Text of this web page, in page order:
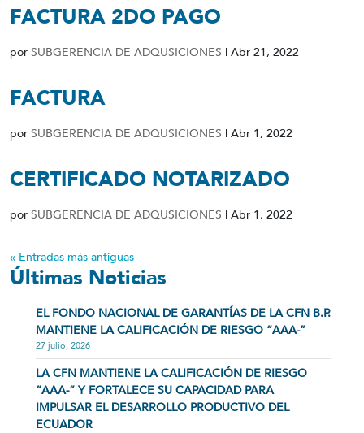
FACTURA 2DO PAGO
por SUBGERENCIA DE ADQUSICIONES | Abr 21, 2022
FACTURA
por SUBGERENCIA DE ADQUSICIONES | Abr 1, 2022
CERTIFICADO NOTARIZADO
por SUBGERENCIA DE ADQUSICIONES | Abr 1, 2022
« Entradas más antiguas
Últimas Noticias
EL FONDO NACIONAL DE GARANTÍAS DE LA CFN B.P.
MANTIENE LA CALIFICACIÓN DE RIESGO “AAA-”
27 julio, 2026
LA CFN MANTIENE LA CALIFICACIÓN DE RIESGO
“AAA-” Y FORTALECE SU CAPACIDAD PARA
IMPULSAR EL DESARROLLO PRODUCTIVO DEL
ECUADOR